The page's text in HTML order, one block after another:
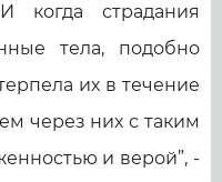
страдания
тела, подобно
их в течение
через них с таким
и верой”, -